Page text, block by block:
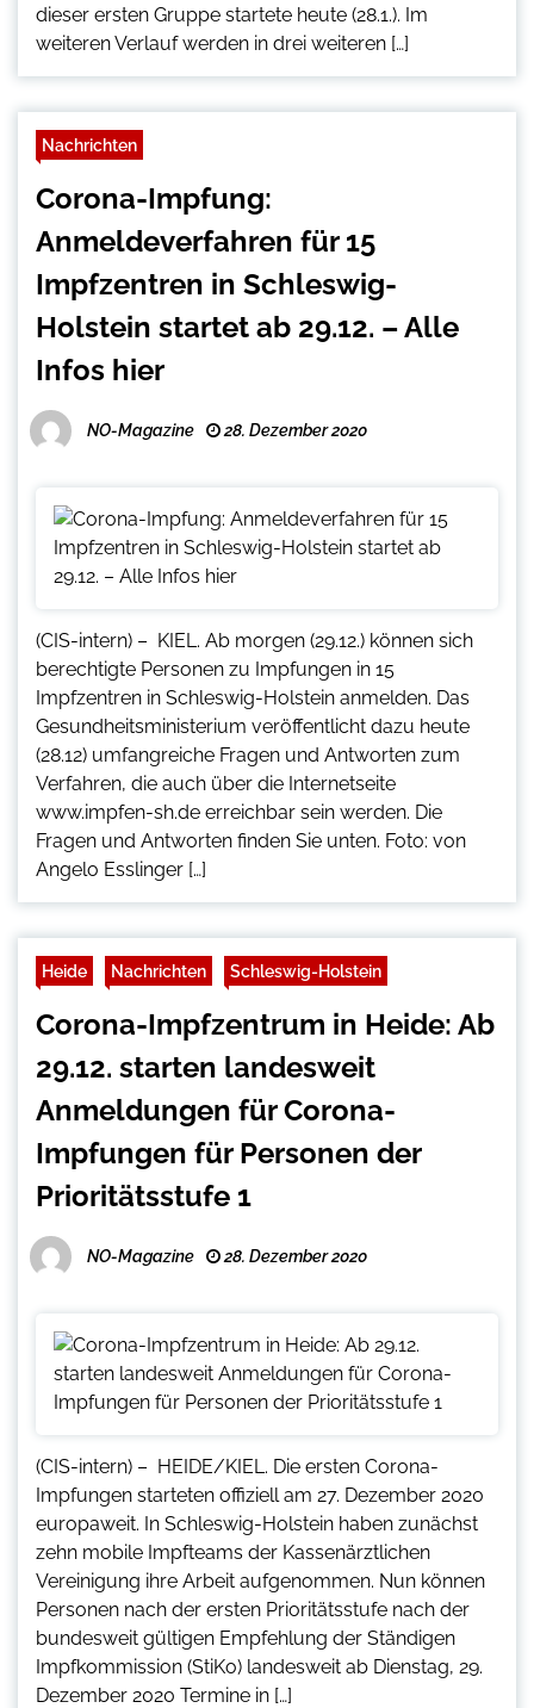
dieser ersten Gruppe startete heute (28.1.). Im
weiteren Verlauf werden in drei weiteren […]
Nachrichten
Corona-Impfung:
Anmeldeverfahren für 15
Impfzentren in Schleswig-
Holstein startet ab 29.12. – Alle
Infos hier
NO-Magazine 28. Dezember 2020
(CIS-intern) – KIEL. Ab morgen (29.12.) können sich
berechtigte Personen zu Impfungen in 15
Impfzentren in Schleswig-Holstein anmelden. Das
Gesundheitsministerium veröffentlicht dazu heute
(28.12) umfangreiche Fragen und Antworten zum
Verfahren, die auch über die Internetseite
www.impfen-sh.de erreichbar sein werden. Die
Fragen und Antworten finden Sie unten. Foto: von
Angelo Esslinger […]
Heide Nachrichten Schleswig-Holstein
Corona-Impfzentrum in Heide: Ab
29.12. starten landesweit
Anmeldungen für Corona-
Impfungen für Personen der
Prioritätsstufe 1
NO-Magazine 28. Dezember 2020
(CIS-intern) – HEIDE/KIEL. Die ersten Corona-
Impfungen starteten offiziell am 27. Dezember 2020
europaweit. In Schleswig-Holstein haben zunächst
zehn mobile Impfteams der Kassenärztlichen
Vereinigung ihre Arbeit aufgenommen. Nun können
Personen nach der ersten Prioritätsstufe nach der
bundesweit gültigen Empfehlung der Ständigen
Impfkommission (StiKo) landesweit ab Dienstag, 29.
Dezember 2020 Termine in […]